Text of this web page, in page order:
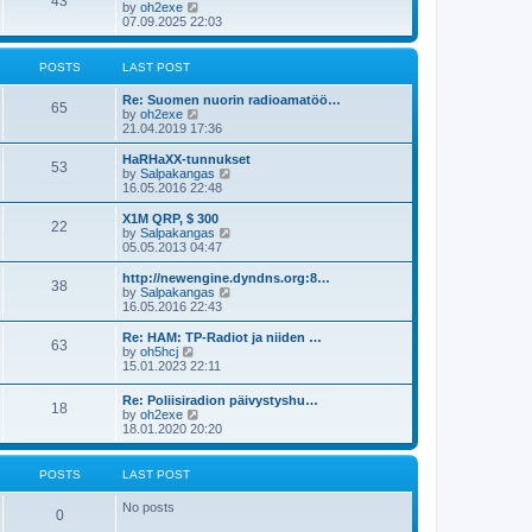
ta
t
s
o
s
t
by oh2exe
i
e
w
t
e
s
t
p
o
s
t
07.09.2025 22:03
POSTS LAST POST
65
Re: Suomen nuorin radioamatöö…
by oh2exe
i
e
w
t
h
l
a
t
e
t
p
o
s
t
21.04.2019 17:36
53
HaRHaXX-tunnukset
by Salpakangas
e
a
t
s
t
16.05.2016 22:48
22
X1M QRP, $ 300
by Salpakangas
e
w
l
a
s
t
s
t
05.05.2013 04:47
38
http://newengine.dyndns.org:8…
by Salpakangas
e
w
a
s
t
o
16.05.2016 22:43
63
Re: HAM: TP-Radiot ja niiden …
by oh5hcj
i
w
t
h
e
l
e
15.01.2023 22:11
18
Re: Poliisiradion päivystyshu…
by oh2exe
i
e
w
18.01.2020 20:20
POSTS LAST POST
0 No posts